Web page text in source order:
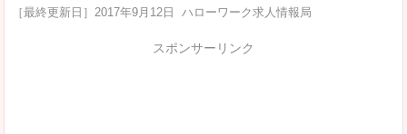
［最終更新日］ 2017年9月12日 ハローワーク求人情報局
スポンサーリンク